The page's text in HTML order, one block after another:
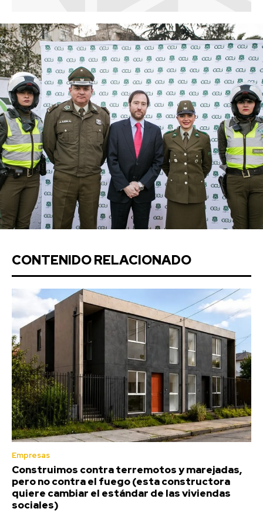
CONTENIDO RELACIONADO
Empresas
Construimos contra terremotos y marejadas,
pero no contra el fuego (esta constructora
quiere cambiar el estándar de las viviendas
sociales)